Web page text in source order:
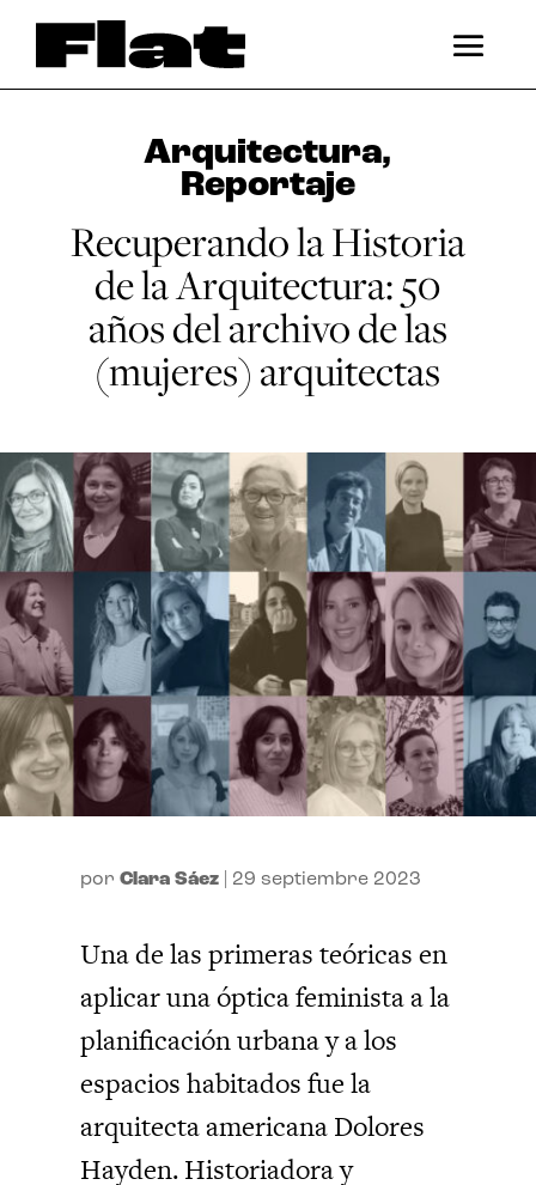
Arquitectura,
Reportaje
Recuperando la Historia
de la Arquitectura: 50
años del archivo de las
(mujeres) arquitectas
porClara Sáez 29 septiembre 2023
Una de las primeras teóricas en
aplicar una óptica feminista a la
planificación urbana y a los
espacios habitados fue la
arquitecta americana Dolores
Hayden. Historiadora y